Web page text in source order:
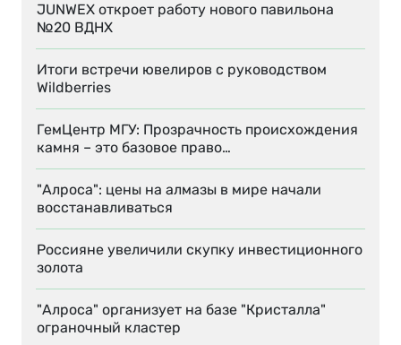
JUNWEX откроет работу нового павильона
№20 ВДНХ
Итоги встречи ювелиров с руководством
Wildberries
ГемЦентр МГУ: Прозрачность происхождения
камня – это базовое право…
"Алроса": цены на алмазы в мире начали
восстанавливаться
Россияне увеличили скупку инвестиционного
золота
"Алроса" организует на базе "Кристалла"
ограночный кластер